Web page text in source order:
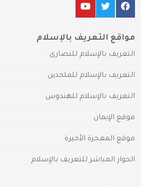
مواقع التعريف بالإسلام
التعريف بالإسلام للنصارى
التعريف بالإسلام للملحدين
التعريف بالإسلام للهندوس
موقع الإيمان
موقع المعجزة الأخيرة
الحوار المباشر للتعريف بالإسلام